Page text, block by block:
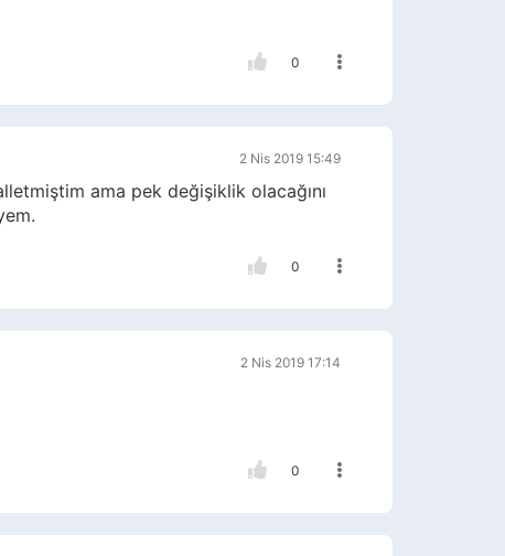
0
2 Nis 2019 15:49
ama pek değişiklik olacağını
0
2 Nis 2019 17:14
0